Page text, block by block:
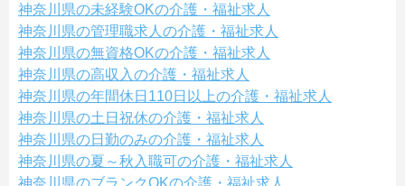
神奈川県の未経験OKの介護・福祉求人
神奈川県の管理職求人の介護・福祉求人
神奈川県の無資格OKの介護・福祉求人
神奈川県の高収入の介護・福祉求人
神奈川県の年間休日110日以上の介護・福祉求人
神奈川県の土日祝休の介護・福祉求人
神奈川県の日勤のみの介護・福祉求人
神奈川県の夏～秋入職可の介護・福祉求人
神奈川県のブランクOKの介護・福祉求人